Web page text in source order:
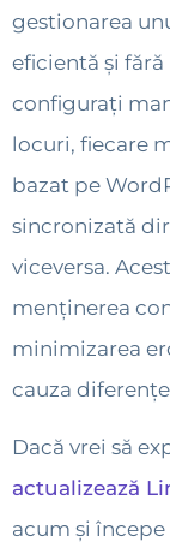
gestionarea
eficientă și
configurați
locuri, fiecare
bazat pe
sincronizată
viceversa.
menținerea
minimizarea
cauza
Dacă vrei să
actualizează
acum și